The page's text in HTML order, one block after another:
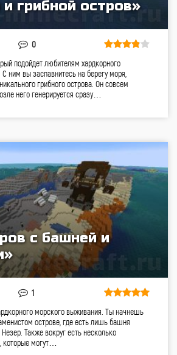
грибной остров»
0
подойдет любителям хардкорного
ним вы заспавнитесь на берегу моря,
грибного острова. Он совсем
него генерируется сразу…
с башней и
1
морского выживания. Ты начнешь
острове, где есть лишь башня
Также вокруг есть несколько
которые могут…